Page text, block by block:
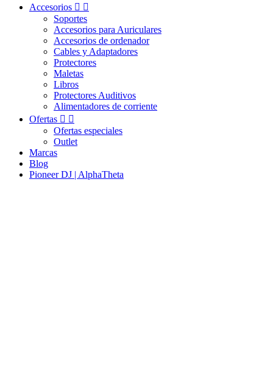
Accesorios  
Soportes
Accesorios para Auriculares
Accesorios de ordenador
Cables y Adaptadores
Protectores
Maletas
Libros
Protectores Auditivos
Alimentadores de corriente
Ofertas  
Ofertas especiales
Outlet
Marcas
Blog
Pioneer DJ | AlphaTheta